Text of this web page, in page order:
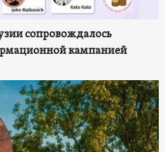
сопровождалось
кампанией